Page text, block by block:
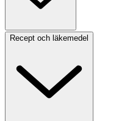
Recept och läkemedel